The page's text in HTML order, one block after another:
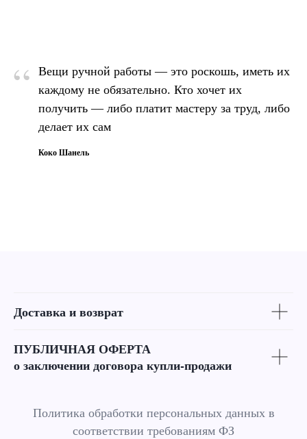
“
Вещи ручной работы — это роскошь, иметь их
каждому не обязательно. Кто хочет их
получить — либо платит мастеру за труд, либо
делает их сам
Коко Шанель
Доставка и возврат
ПУБЛИЧНАЯ ОФЕРТА
о заключении договора купли-продажи
Политика обработки персональных данных в
соответствии требованиям ФЗ